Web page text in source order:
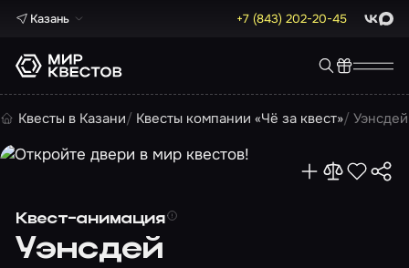
Казань +7 (843) 202-20-45 Max
Квесты в Казани Квесты компании «Чё за квест» Уэнсдей
Квест-анимация
Уэнсдей